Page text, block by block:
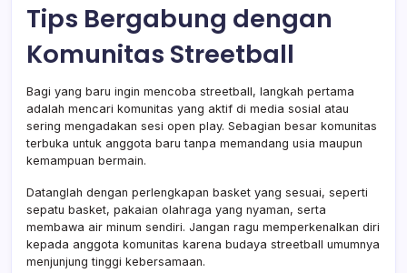
Tips Bergabung dengan
Komunitas Streetball
Bagi yang baru ingin mencoba streetball, langkah pertama
adalah mencari komunitas yang aktif di media sosial atau
sering mengadakan sesi open play. Sebagian besar komunitas
terbuka untuk anggota baru tanpa memandang usia maupun
kemampuan bermain.
Datanglah dengan perlengkapan basket yang sesuai, seperti
sepatu basket, pakaian olahraga yang nyaman, serta
membawa air minum sendiri. Jangan ragu memperkenalkan diri
kepada anggota komunitas karena budaya streetball umumnya
menjunjung tinggi kebersamaan.